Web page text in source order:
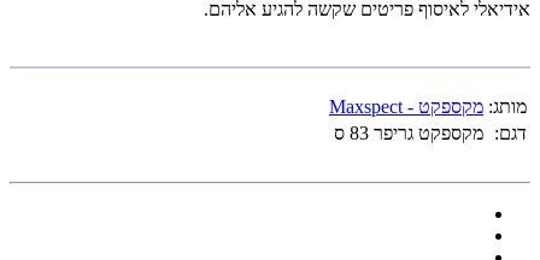
אידיאלי לאיסוף פריטים שקשה להגיע אליהם.
מותג: מקספקט - Maxspect
דגם: מקספקט גריפר 83 ס